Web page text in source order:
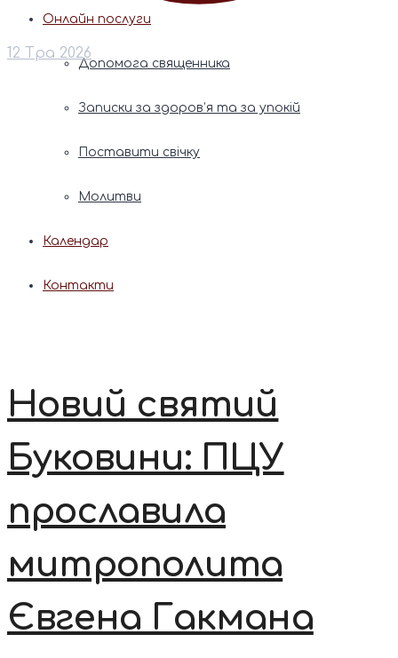
Онлайн послуги
Допомога священника
Записки за здоров’я та за упокій
Поставити свічку
Молитви
Календар
Контакти
12 Тра 2026
Новий святий
Буковини: ПЦУ
прославила
митрополита
Євгена Гакмана